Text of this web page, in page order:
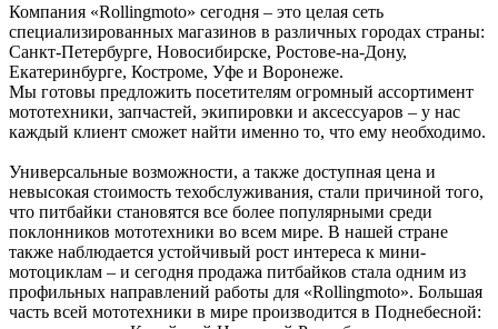
Компания «Rollingmoto» сегодня – это целая сеть
специализированных магазинов в различных городах страны:
Санкт-Петербурге, Новосибирске, Ростове-на-Дону,
Екатеринбурге, Костроме, Уфе и Воронеже.
Мы готовы предложить посетителям огромный ассортимент
мототехники, запчастей, экипировки и аксессуаров – у нас
каждый клиент сможет найти именно то, что ему необходимо.
Универсальные возможности, а также доступная цена и
невысокая стоимость техобслуживания, стали причиной того,
что питбайки становятся все более популярными среди
поклонников мототехники во всем мире. В нашей стране
также наблюдается устойчивый рост интереса к мини-
мотоциклам – и сегодня продажа питбайков стала одним из
профильных направлений работы для «Rollingmoto». Большая
часть всей мототехники в мире производится в Поднебесной: